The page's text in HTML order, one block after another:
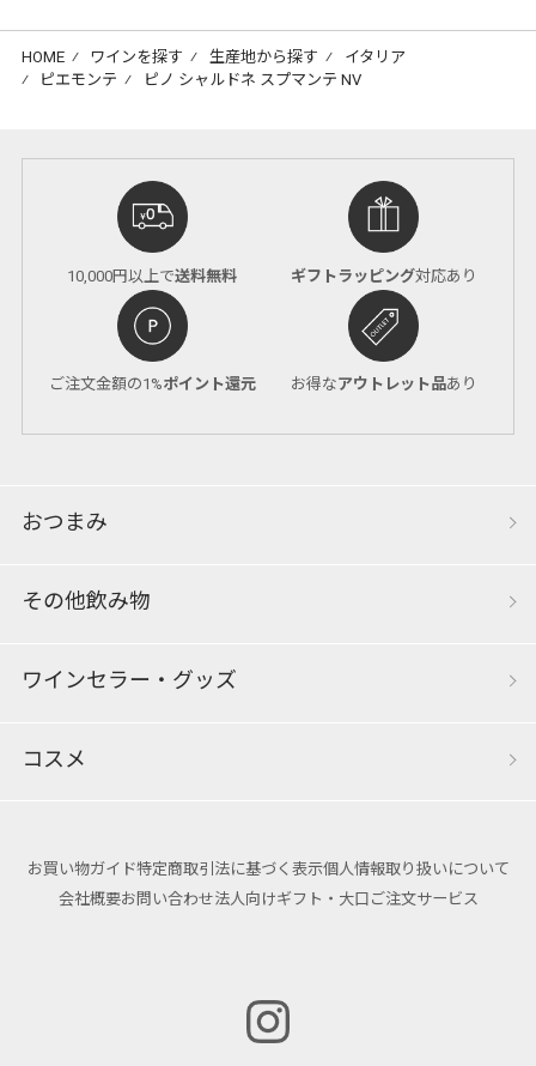
HOME ⁄ ワインを探す ⁄ 生産地から探す ⁄ イタリア
⁄ ピエモンテ ⁄ ピノ シャルドネ スプマンテ NV
10,000円以上で送料無料 ギフトラッピング対応あり
ご注文金額の1%ポイント還元 お得なアウトレット品あり
おつまみ
その他飲み物
ワインセラー・グッズ
コスメ
お買い物ガイド特定商取引法に基づく表示個人情報取り扱いについて
会社概要お問い合わせ法人向けギフト・大口ご注文サービス